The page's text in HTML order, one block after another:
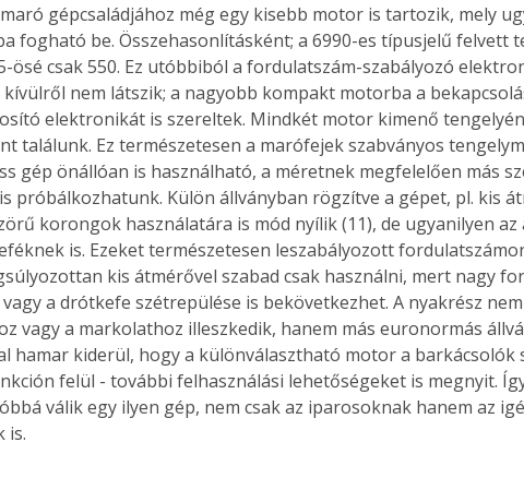
gépcsaládjához még egy kisebb motor is tartozik, mely
fogható be. Összehasonlításként; a 6990-es típusjelű felvett
ösé csak 550. Ez utóbbiból a fordulatszám-szabályozó
kívülről nem látszik; a nagyobb kompakt motorba a
elektronikát is szereltek. Mindkét motor kimenő
találunk. Ez természetesen a marófejek szabványos
gép önállóan is használható, a méretnek megfelelően más
próbálkozhatunk. Külön állványban rögzítve a gépet, pl. kis
korongok használatára is mód nyílik (11), de ugyanilyen az
is. Ezeket természetesen leszabályozott
kis átmérővel szabad csak használni, mert nagy
a drótkefe szétrepülése is bekövetkezhet. A nyakrész nem
vagy a markolathoz illeszkedik, hanem más euronormás
hamar kiderül, hogy a különválasztható motor a barkácsolók
felül - további felhasználási lehetőségeket is megnyit.
válik egy ilyen gép, nem csak az iparosoknak hanem az
is.